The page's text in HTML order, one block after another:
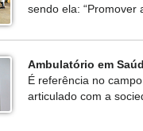
sendo ela:
Ambulatório em
É referência no
articulado com a